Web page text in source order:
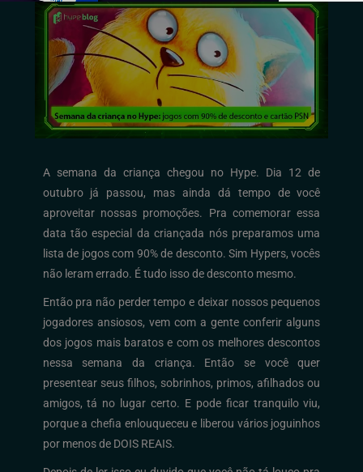
A semana da criança chegou no Hype. Dia 12 de
outubro já passou, mas ainda dá tempo de você
aproveitar nossas promoções. Pra comemorar essa
data tão especial da criançada nós preparamos uma
lista de jogos com 90% de desconto. Sim Hypers, vocês
não leram errado. É tudo isso de desconto mesmo.
Então pra não perder tempo e deixar nossos pequenos
jogadores ansiosos, vem com a gente conferir alguns
dos jogos mais baratos e com os melhores descontos
nessa semana da criança. Então se você quer
presentear seus filhos, sobrinhos, primos, afilhados ou
amigos, tá no lugar certo. E pode ficar tranquilo viu,
porque a chefia enlouqueceu e liberou vários joguinhos
por menos de DOIS REAIS.